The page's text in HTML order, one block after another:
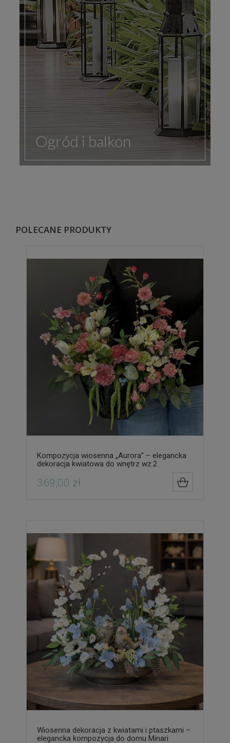
Ogród i balkon
POLECANE PRODUKTY
Kompozycja wiosenna „Aurora” – elegancka
dekoracja kwiatowa do wnętrz wz.2
369,00 zł
Wiosenna dekoracja z kwiatami i ptaszkami –
elegancka kompozycja do domu Minari